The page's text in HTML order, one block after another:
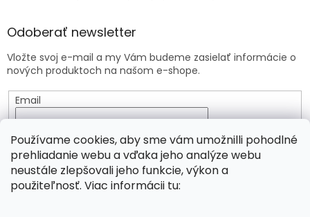
Používame cookies, aby sme vám umožnilli pohodlné
prehliadanie webu a vďaka jeho analýze webu
neustále zlepšovali jeho funkcie, výkon a
použiteľnosť. Viac informácii tu:
Odoberať newsletter
Vložte svoj e-mail a my Vám budeme zasielať informácie o
nových produktoch na našom e-shope.
Email
osobných údajov
PRIHLÁSIŤ SA